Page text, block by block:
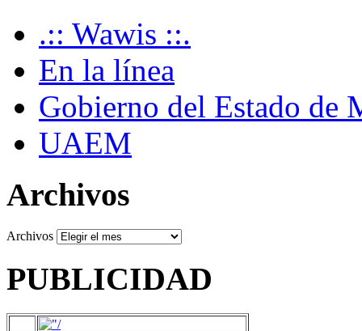
.:: Wawis ::.
En la línea
Gobierno del Estado de
UAEM
Archivos
Archivos
PUBLICIDAD